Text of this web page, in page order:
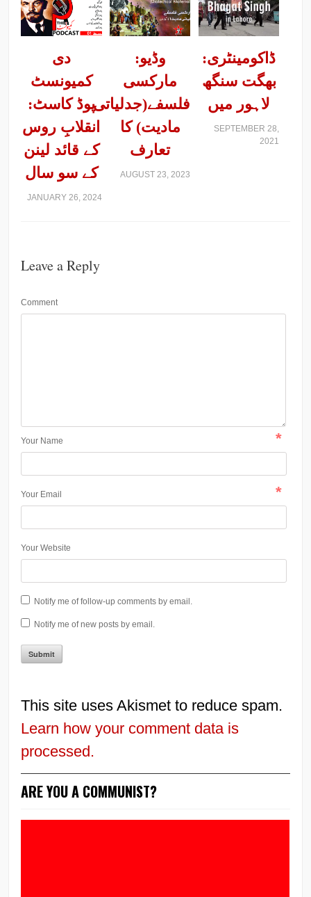
دی
کمیونسٹ
پوڈ کاسٹ:
انقلابِ روس
کے قائد لینن
کے سو سال
JANUARY 26, 2024
وڈیو:
مارکسی
فلسفے(جدلیاتی
مادیت) کا
تعارف
AUGUST 23, 2023
ڈاکومینٹری:
بھگت سنگھ
لاہور میں
SEPTEMBER 28,
2021
Leave a Reply
Comment
Your Name *
Your Email *
Your Website
Notify me of follow-up comments by email.
Notify me of new posts by email.
This site uses Akismet to reduce spam.
Learn how your comment data is
processed.
ARE YOU A COMMUNIST?